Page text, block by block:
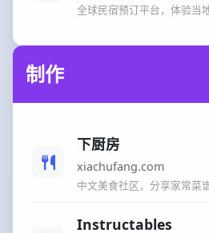
全球民宿预订平台，体验当
制作
下厨房
xiachufang.com
中文美食社区，分享家常菜
Instructables